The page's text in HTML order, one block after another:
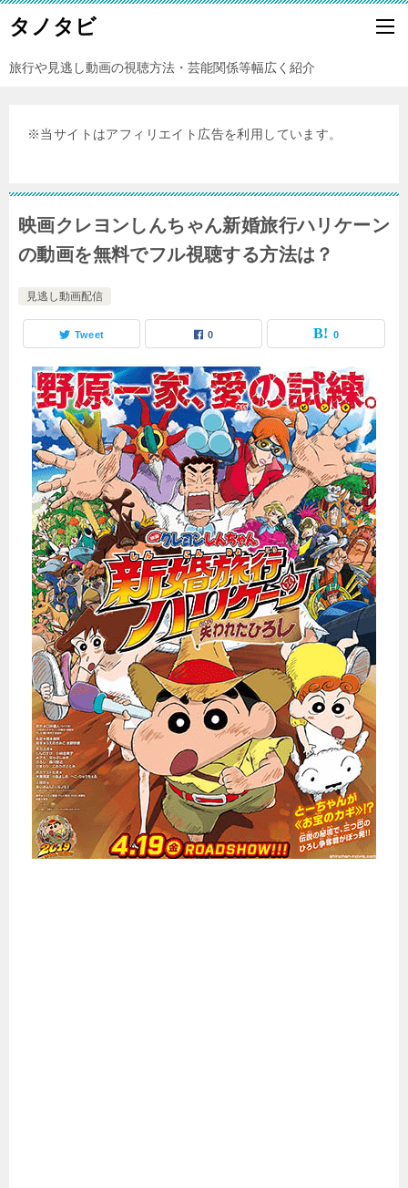
タノタビ
旅行や見逃し動画の視聴方法・芸能関係等幅広く紹介
※当サイトはアフィリエイト広告を利用しています。
映画クレヨンしんちゃん新婚旅行ハリケーン
の動画を無料でフル視聴する方法は？
見逃し動画配信
Tweet 0 0